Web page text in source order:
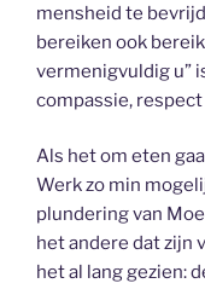
mensheid te
bereiken ook
vermenigvuldig u”
compassie,
Als het om eten
Werk zo min
plundering van
het andere dat zijn
het al lang gezien: